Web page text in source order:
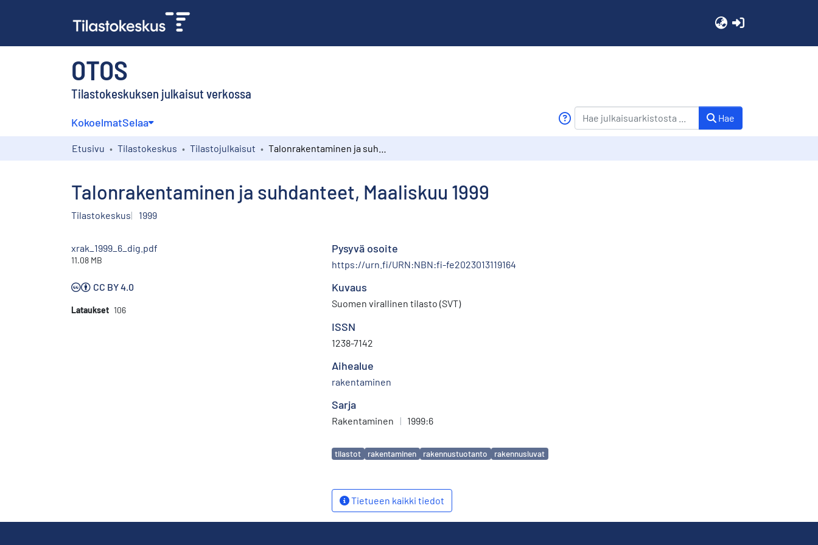
OTOS
Tilastokeskuksen julkaisut verkossa
KokoelmatSelaa Hae
Etusivu Tilastokeskus Tilastojulkaisut
Talonrakentaminen ja suhdanteet, Maaliskuu 1999
Tilastokeskus 1999
xrak_1999_6_dig.pdf
11.08 MB
CC BY 4.0
Lataukset 106
Pysyvä osoite
https://urn.fi/URN:NBN:fi-fe2023013119164
Kuvaus
Suomen virallinen tilasto (SVT)
ISSN
1238-7142
Aihealue
rakentaminen
Sarja
Rakentaminen | 1999:6
Avainsanat
tilastot rakentaminen rakennustuotanto rakennusluvat
Tietueen kaikki tiedot